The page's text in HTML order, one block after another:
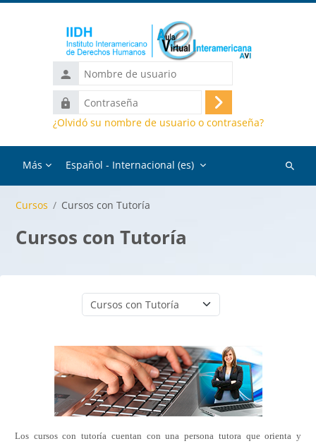
Nombre
de
usuario
Contraseña
Acceder
¿Olvidó su nombre de usuario o contraseña?
Más Español - Internacional ‎(es)‎
Buscar
Cursos Cursos con Tutoría
Cursos con Tutoría
Categorías
Los cursos con tutoría cuentan con una persona tutora que orienta y